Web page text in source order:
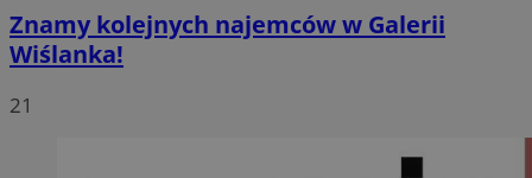
Znamy kolejnych najemców w Galerii
Wiślanka!
21